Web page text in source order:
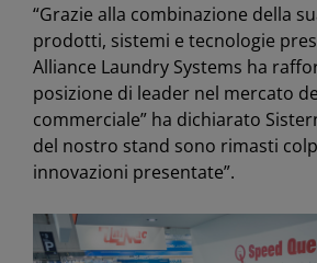
“Grazie alla combinazione della
prodotti, sistemi e tecnologie
Alliance Laundry Systems ha
posizione di leader nel mercato
commerciale” ha dichiarato
del nostro stand sono rimasti
innovazioni presentate”.